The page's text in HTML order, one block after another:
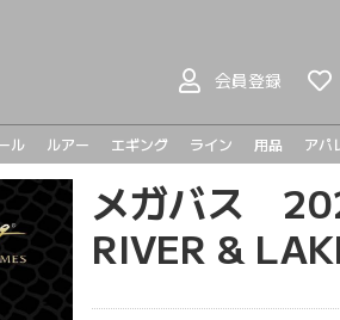
会員登録
クス
ド
ド
ド
ロッド
ル
トリール
ニングリール
ルアー
プラドコ
ヘドン
ハンドメイドルアー
バスルアー
シーバスルアー
ライトゲーム
メタルジグ
トラウト
エギング ライン 用品 アパ
メガバス
RIVER &